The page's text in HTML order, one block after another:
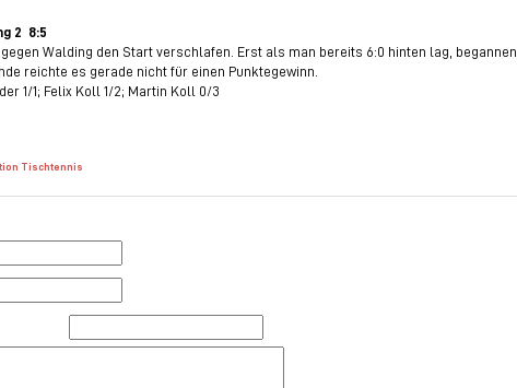
2 8:5
Walding den Start verschlafen. Erst als man bereits 6:0 hinten lag, begannen
reichte es gerade nicht für einen Punktegewinn.
1/1; Felix Koll 1/2; Martin Koll 0/3
Tischtennis